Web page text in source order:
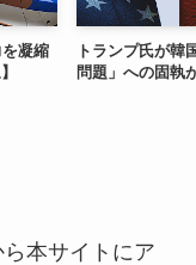
凝縮
トランプ氏が韓
問題」への固執
本サイトにア